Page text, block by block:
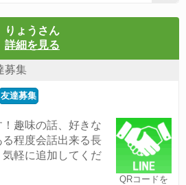
りょうさん
詳細を見る
募集
友達募集
QRコードを
趣味の話、好きな
程度会話出来る長
軽に追加してくだ